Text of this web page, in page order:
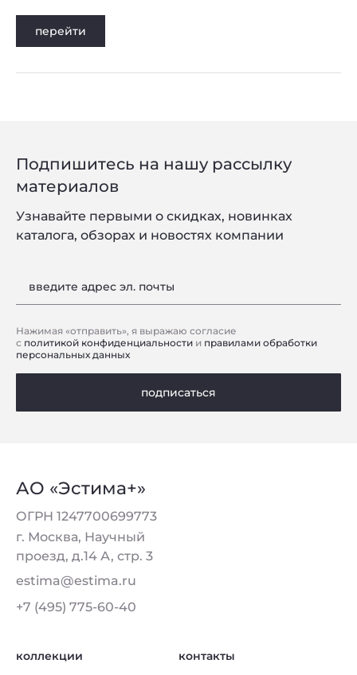
перейти
Подпишитесь на нашу рассылку
материалов
Узнавайте первыми о скидках, новинках
каталога, обзорах и новостях компании
введите адрес эл. почты
Нажимая «отправить», я выражаю согласие
с политикой конфиденциальности и правилами обработки
персональных данных
подписаться
АО «Эстима+»
ОГРН 1247700699773
г. Москва, Научный
проезд, д.14 А, стр. 3
estima@estima.ru
+7 (495) 775-60-40
коллекции
контакты